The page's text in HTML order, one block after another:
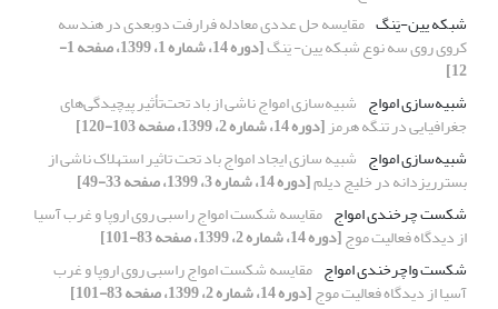
شبکه یین-یَنگ مقایسه حل عددی معادله فرارفت دوبعدی در هندسه
کروی روی سه نوع شبکه یین- یَنگ [دوره 14، شماره 1، 1399، صفحه 1-
12]
شبیه‌سازی امواج شبیه‌سازی امواج ناشی از باد تحت‌تأثیر پیچیدگی‌های
جغرافیایی در تنگه هرمز[دوره 14، شماره 2، 1399، صفحه 103-120]
شبیه‌سازی امواج شبیه سازی ایجاد امواج باد تحت تاثیر استهلاک ناشی از
بسترریزدانه در خلیج دیلم[دوره 14، شماره 3، 1399، صفحه 33-49]
شکست چرخندی امواج مقایسه شکست امواج راسبی روی اروپا و غرب آسیا
از دیدگاه فعالیت موج[دوره 14، شماره 2، 1399، صفحه 83-101]
شکست واچرخندی امواج مقایسه شکست امواج راسبی روی اروپا و غرب
آسیا از دیدگاه فعالیت موج[دوره 14، شماره 2، 1399، صفحه 83-101]